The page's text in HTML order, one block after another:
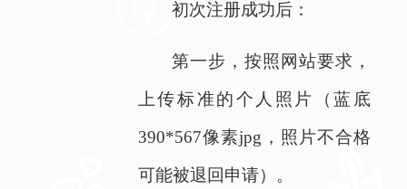
初次注册成功后：
第一步，按照网站要求，
上传标准的个人照片（蓝底
390*567像素jpg ，照片不合格
可能被退回申请）。